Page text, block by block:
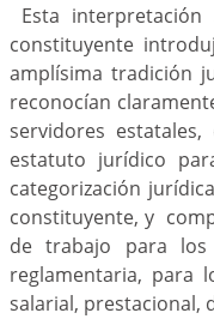
Esta
constituyente
amplísima tradición
reconocían
servidores
estatuto jurídico
categorización
constituyente, y
de trabajo para los
reglamentaria, para
salarial, prestacional,